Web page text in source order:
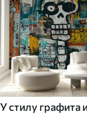
У стилу графита